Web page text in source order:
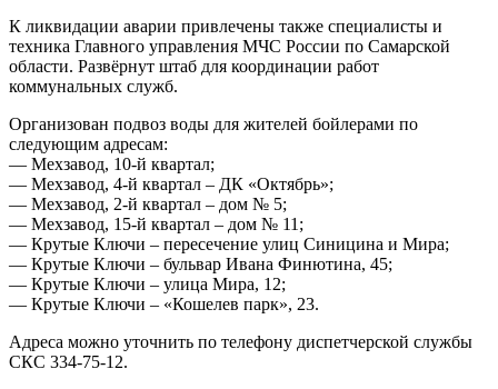
К ликвидации аварии привлечены также специалисты и
техника Главного управления МЧС России по Самарской
области. Развёрнут штаб для координации работ
коммунальных служб.
Организован подвоз воды для жителей бойлерами по
следующим адресам:
— Мехзавод, 10-й квартал;
— Мехзавод, 4-й квартал – ДК «Октябрь»;
— Мехзавод, 2-й квартал – дом № 5;
— Мехзавод, 15-й квартал – дом № 11;
— Крутые Ключи – пересечение улиц Синицина и Мира;
— Крутые Ключи – бульвар Ивана Финютина, 45;
— Крутые Ключи – улица Мира, 12;
— Крутые Ключи – «Кошелев парк», 23.
Адреса можно уточнить по телефону диспетчерской службы
СКС 334-75-12.